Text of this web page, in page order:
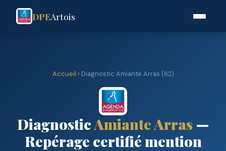
DPEArtois
Accueil › Diagnostic Amiante Arras (62)
DiagnosticAmiante Arras—
Repérage certifié mention